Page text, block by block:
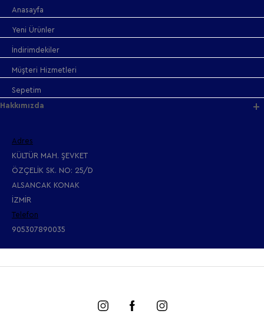
Anasayfa
Yeni Ürünler
İndirimdekiler
Müşteri Hizmetleri
Sepetim
Hakkımızda
Adres
KÜLTÜR MAH. ŞEVKET
ÖZÇELİK SK. NO: 25/D
ALSANCAK KONAK
İZMİR
Telefon
905307890035